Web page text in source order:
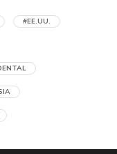
con un solo
#EE.UU.